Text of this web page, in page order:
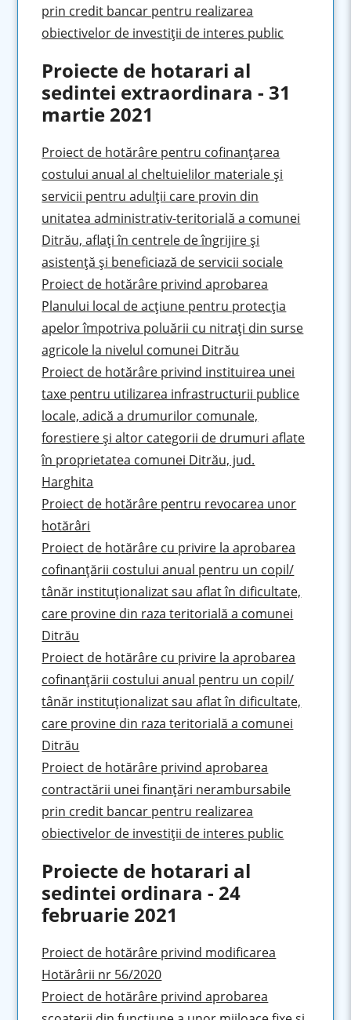
prin credit bancar pentru realizarea
obiectivelor de investiţii de interes public
Proiecte de hotarari al
sedintei extraordinara - 31
martie 2021
Proiect de hotărâre pentru cofinanţarea
costului anual al cheltuielilor materiale şi
servicii pentru adulţii care provin din
unitatea administrativ-teritorială a comunei
Ditrău, aflaţi în centrele de îngrijire şi
asistenţă şi beneficiază de servicii sociale
Proiect de hotărâre privind aprobarea
Planului local de acţiune pentru protecţia
apelor împotriva poluării cu nitraţi din surse
agricole la nivelul comunei Ditrău
Proiect de hotărâre privind instituirea unei
taxe pentru utilizarea infrastructurii publice
locale, adică a drumurilor comunale,
forestiere şi altor categorii de drumuri aflate
în proprietatea comunei Ditrău, jud.
Harghita
Proiect de hotărâre pentru revocarea unor
hotărâri
Proiect de hotărâre cu privire la aprobarea
cofinanţării costului anual pentru un copil/
tânăr instituţionalizat sau aflat în dificultate,
care provine din raza teritorială a comunei
Ditrău
Proiect de hotărâre cu privire la aprobarea
cofinanţării costului anual pentru un copil/
tânăr instituţionalizat sau aflat în dificultate,
care provine din raza teritorială a comunei
Ditrău
Proiect de hotărâre privind aprobarea
contractării unei finanţări nerambursabile
prin credit bancar pentru realizarea
obiectivelor de investiţii de interes public
Proiecte de hotarari al
sedintei ordinara - 24
februarie 2021
Proiect de hotărâre privind modificarea
Hotărârii nr 56/2020
Proiect de hotărâre privind aprobarea